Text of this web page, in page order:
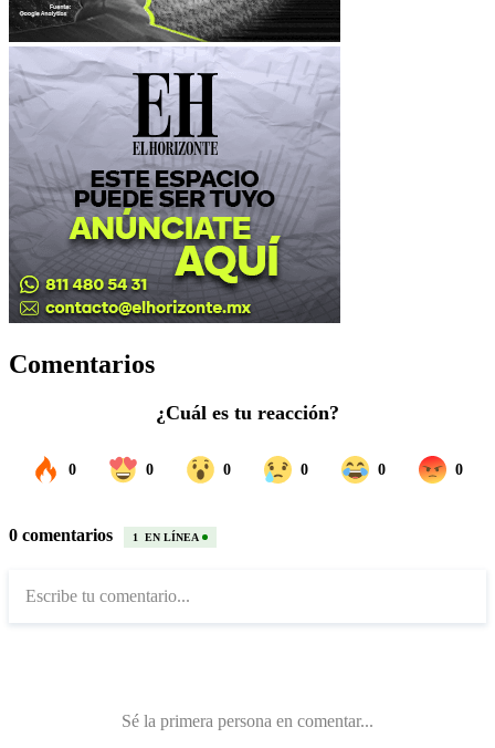
Comentarios